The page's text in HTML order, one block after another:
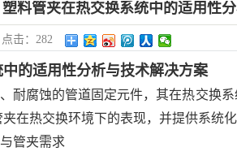
塑料管夹在热交换系统中的适用性
点击： 282
的适用性分析与技术解决方案
耐腐蚀的管道固定元件，其在热交换
在热交换环境下的表现，并提供系统化
管夹需求